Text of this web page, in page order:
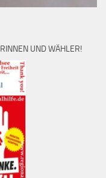
UND WÄHLER!